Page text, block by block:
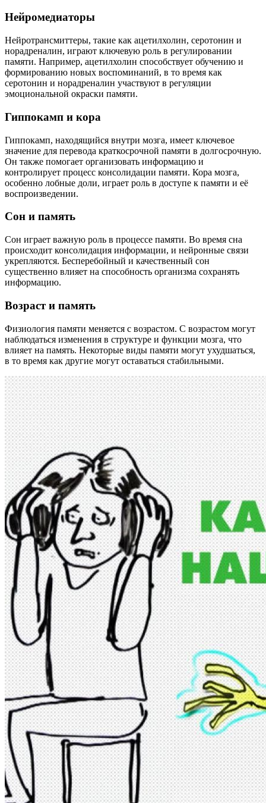
Нейромедиаторы
Нейротрансмиттеры, такие как ацетилхолин, серотонин и
норадреналин, играют ключевую роль в регулировании
памяти. Например, ацетилхолин способствует обучению и
формированию новых воспоминаний, в то время как
серотонин и норадреналин участвуют в регуляции
эмоциональной окраски памяти.
Гиппокамп и кора
Гиппокамп, находящийся внутри мозга, имеет ключевое
значение для перевода краткосрочной памяти в долгосрочную.
Он также помогает организовать информацию и
контролирует процесс консолидации памяти. Кора мозга,
особенно лобные доли, играет роль в доступе к памяти и её
воспроизведении.
Сон и память
Сон играет важную роль в процессе памяти. Во время сна
происходит консолидация информации, и нейронные связи
укрепляются. Бесперебойный и качественный сон
существенно влияет на способность организма сохранять
информацию.
Возраст и память
Физиология памяти меняется с возрастом. С возрастом могут
наблюдаться изменения в структуре и функции мозга, что
влияет на память. Некоторые виды памяти могут ухудшаться,
в то время как другие могут оставаться стабильными.